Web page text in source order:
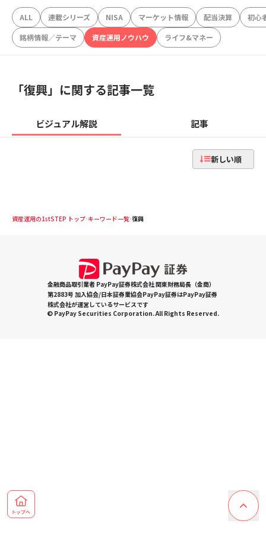
ALL 連載シリーズ NISA マーケット情報 配当決算
初心
銘柄情報／テーマ
資産運用ノウハウ ライフ&マネー
「復興」に関する記事一覧
ビジュアル解説 記事
新しい順
資産運用の1stSTEP トップ キーワード一覧 復興
金融商品取引業者 PayPay証券株式会社 関東財務局長（金商）
第2883号 加入協会/日本証券業協会PayPay証券はPayPay証券
株式会社が運営しているサービスです
© PayPay Securities Corporation. All Rights Reserved.